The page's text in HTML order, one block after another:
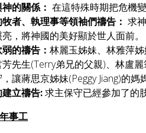
的關係： 在這特殊時期把危機
者、執理事等領袖們禱告： 求
，將神國的美好顯於世人面前。
的禱告：林麗玉姊妹、林雅萍
先生(Terry弟兄的父親)、林盧麗
讓蔣思京姊妹(Peggy Jiang)的
建立禱告:求主保守已經參加了的
事工